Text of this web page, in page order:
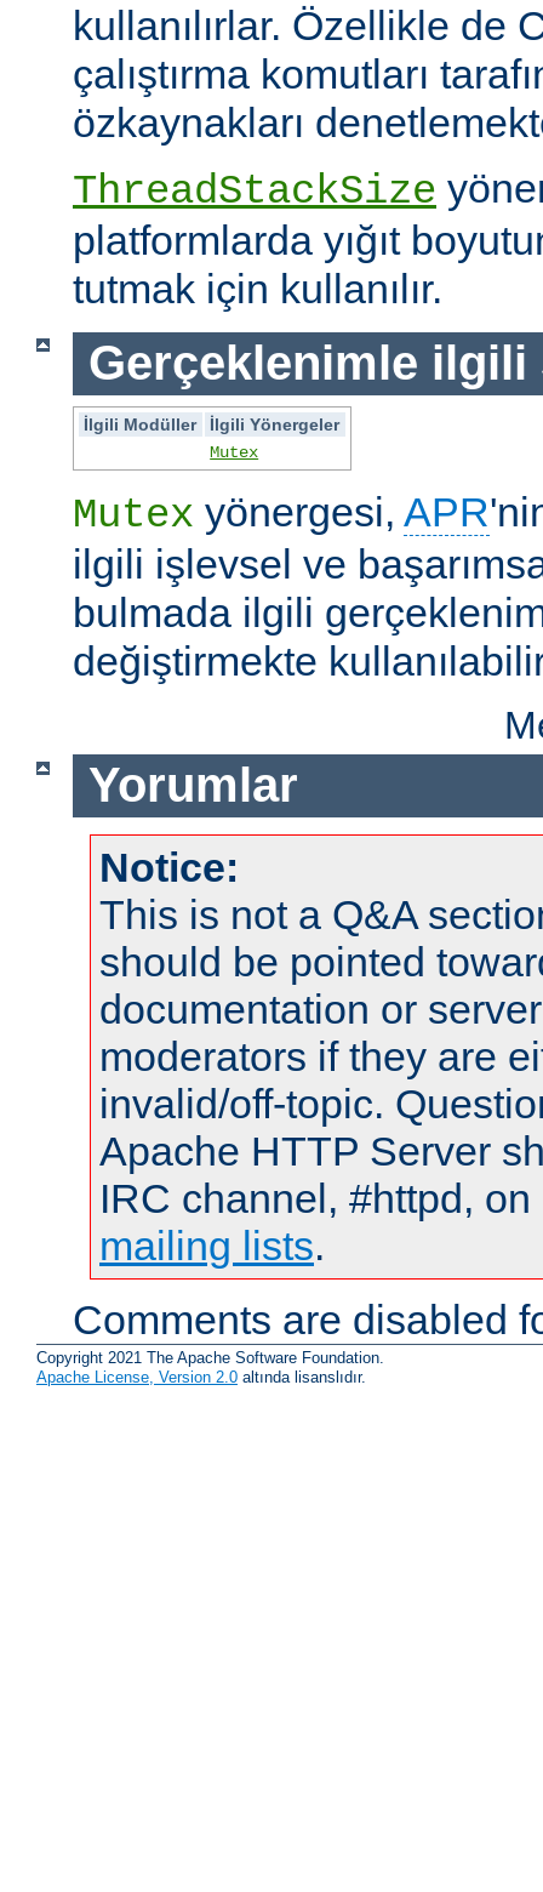
kullanılırlar. Özellikle de
çalıştırma komutları
özkaynakları
ThreadStackSize
platformlarda yığıt
tutmak için kullanılır.
Gerçeklenimle ilgili
İlgili Modüller
İlgili Yönergeler
Mutex
Mutex yönergesi, APR
ilgili işlevsel ve
bulmada ilgili
değiştirmekte
Yorumlar
Notice:
This is not a Q&A
should be pointed
documentation or
moderators if they are
invalid/off-topic.
Apache HTTP Server
IRC channel, #httpd,
mailing lists.
Comments are disabled
Copyright 2021 The Apache Software Foundation.
Apache License, Version 2.0 altında lisanslıdır.